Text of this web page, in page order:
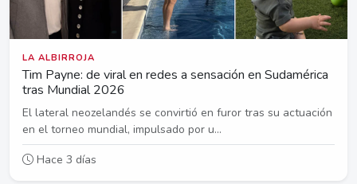
LA ALBIRROJA
Tim Payne: de viral en redes a sensación en Sudamérica
tras Mundial 2026
El lateral neozelandés se convirtió en furor tras su actuación
en el torneo mundial, impulsado por u...
Hace 3 días